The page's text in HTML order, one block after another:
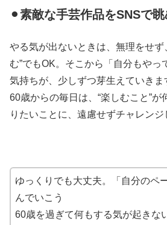
⚫︎素敵な手芸作品をSNSで眺
やる気が出ないときは、無理をせず
む”でもOK。そこから「自分もやっ
気持ちが、少しずつ芽生えていきま
60歳からの毎日は、“楽しむこと”
りたいことに、遠慮せずチャレンジ
ゆっくりでも大丈夫。「自分のペ
んでいこう
60歳を過ぎて何もする気が起きな